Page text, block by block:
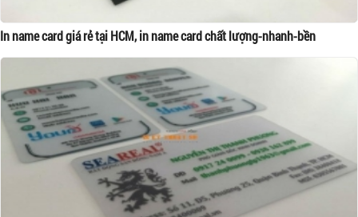
In name card giá rẻ tại HCM, in name card chất lượng-nhanh-bền